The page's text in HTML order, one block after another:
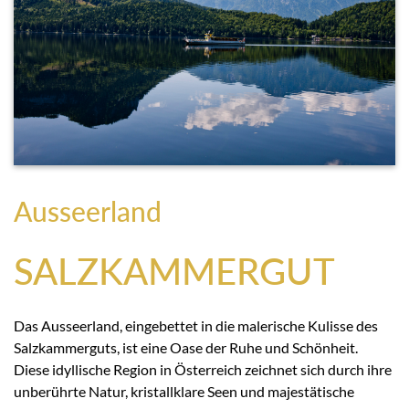
Ausseerland
SALZKAMMERGUT
Das Ausseerland, eingebettet in die malerische Kulisse des
Salzkammerguts, ist eine Oase der Ruhe und Schönheit.
Diese idyllische Region in Österreich zeichnet sich durch ihre
unberührte Natur, kristallklare Seen und majestätische